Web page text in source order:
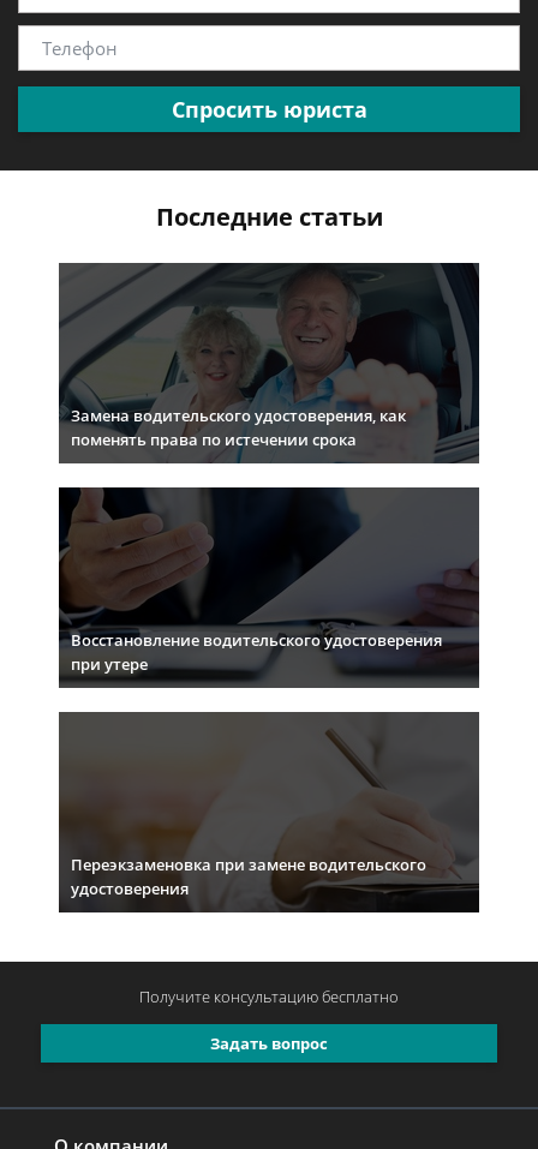
Спросить юриста
Последние статьи
Замена водительского удостоверения, как
поменять права по истечении срока
Восстановление водительского удостоверения
при утере
Переэкзаменовка при замене водительского
удостоверения
Задать вопрос
Получите консультациюбесплатно